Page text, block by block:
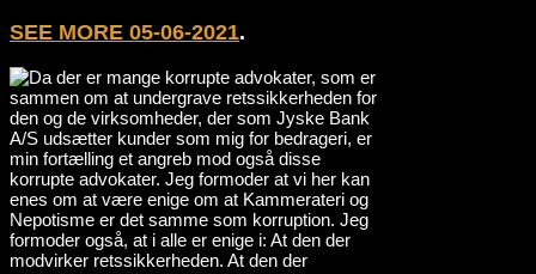
SEE MORE 05-06-2021.